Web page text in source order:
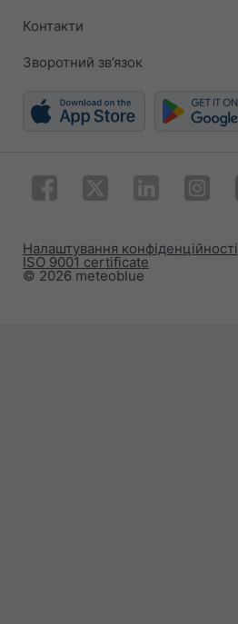
Контакти
Зворотний зв’язок
© 2026 meteoblue
ISO 9001 certificate
Налаштування конфіденційності